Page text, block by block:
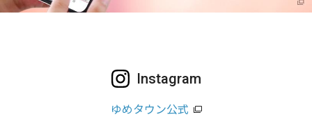
Instagram
ゆめタウン公式